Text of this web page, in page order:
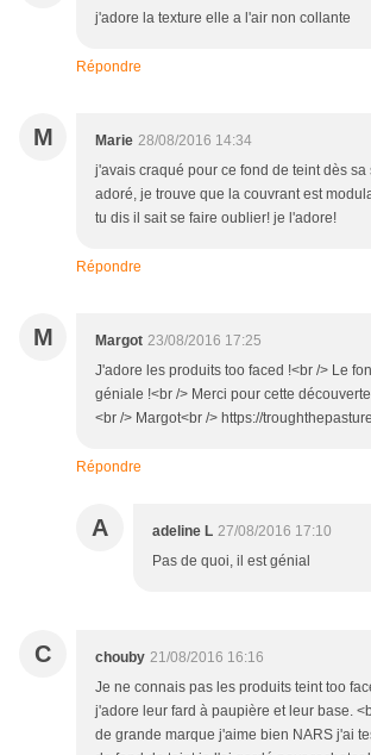
j'adore la texture elle a l'air non collante
Répondre
M Marie 28/08/2016 14:34
j'avais craqué pour ce fond de teint dès sa
adoré, je trouve que la couvrant est
tu dis il sait se faire oublier! je l'adore!
Répondre
M Margot 23/08/2016 17:25
J'adore les produits too faced !<br /> Le
géniale !<br /> Merci pour cette
<br /> Margot<br /> https://
Répondre
A adeline L 27/08/2016 17:10
Pas de quoi, il est génial
C chouby 21/08/2016 16:16
Je ne connais pas les produits teint too
j'adore leur fard à paupière et leur base.
de grande marque j'aime bien NARS j'ai